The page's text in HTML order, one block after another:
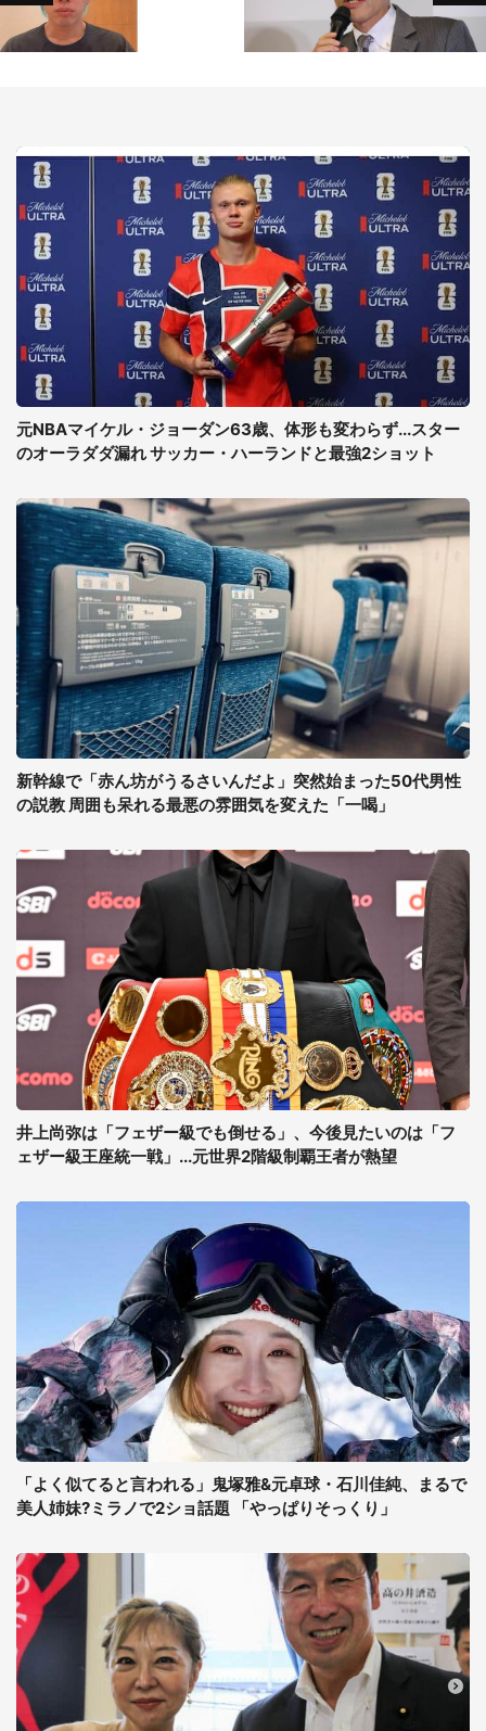
元NBAマイケル・ジョーダン63歳、体形も変わらず...スター
のオーラダダ漏れ サッカー・ハーランドと最強2ショット
新幹線で「赤ん坊がうるさいんだよ」突然始まった50代男性
の説教 周囲も呆れる最悪の雰囲気を変えた「一喝」
井上尚弥は「フェザー級でも倒せる」、今後見たいのは「フ
ェザー級王座統一戦」...元世界2階級制覇王者が熱望
「よく似てると言われる」鬼塚雅&元卓球・石川佳純、まるで
美人姉妹?ミラノで2ショ話題 「やっぱりそっくり」